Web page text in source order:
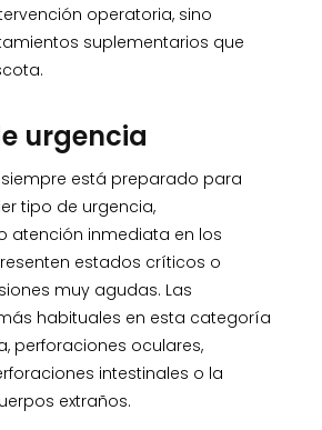
operatoria, sino
suplementarios que
urgencia
está preparado para
tipo de urgencia,
atención inmediata en los
estados críticos o
muy agudas. Las
habituales en esta categoría
perforaciones oculares,
intestinales o la
extraños.